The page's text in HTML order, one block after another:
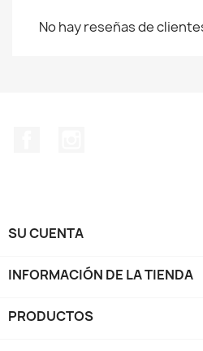
No hay reseñas de
SU CUENTA
INFORMACIÓN DE LA TIENDA
PRODUCTOS